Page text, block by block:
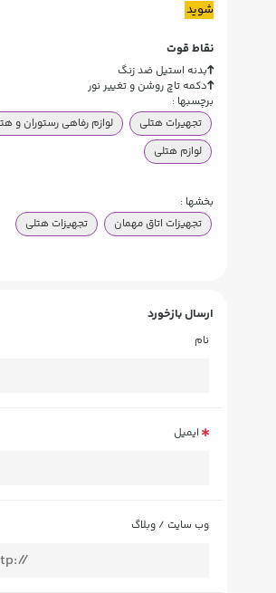
شوید
نقاط قوت
بدنه استیل ضد زنگ
دکمه تاچ روشن و تغییر نور
برچسبها :
تجهیرات هتلی
لوازم رفاهی رستوران و
لوازم هتلی
بخشها :
تجهیزات اتاق مهمان
تجهیزات هتلی
ارسال بازخورد
نام
ایمیل
وب سایت / وبلاگ